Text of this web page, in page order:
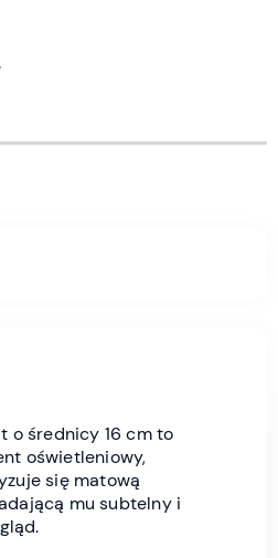
o średnicy 16 cm to
oświetleniowy,
się matową
mu subtelny i